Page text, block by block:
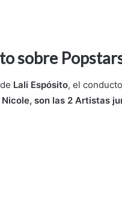
sobre
Lali Espósito, el
son las 2 Artistas